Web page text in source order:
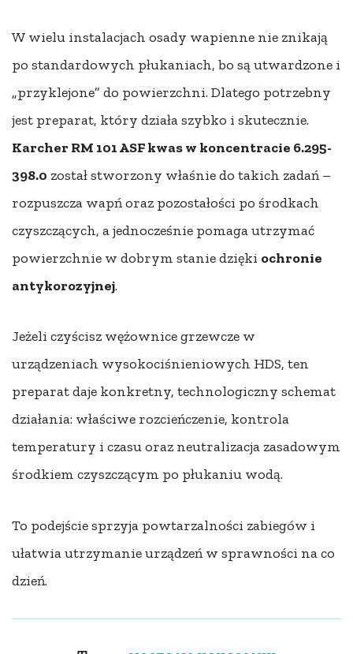
W wielu instalacjach osady wapienne nie znikają
po standardowych płukaniach, bo są utwardzone i
„przyklejone” do powierzchni. Dlatego potrzebny
jest preparat, który działa szybko i skutecznie.
Karcher RM 101 ASF kwas w koncentracie 6.295-
398.0 został stworzony właśnie do takich zadań –
rozpuszcza wapń oraz pozostałości po środkach
czyszczących, a jednocześnie pomaga utrzymać
powierzchnie w dobrym stanie dzięki ochronie
antykorozyjnej.
Jeżeli czyścisz wężownice grzewcze w
urządzeniach wysokociśnieniowych HDS, ten
preparat daje konkretny, technologiczny schemat
działania: właściwe rozcieńczenie, kontrola
temperatury i czasu oraz neutralizacja zasadowym
środkiem czyszczącym po płukaniu wodą.
To podejście sprzyja powtarzalności zabiegów i
ułatwia utrzymanie urządzeń w sprawności na co
dzień.